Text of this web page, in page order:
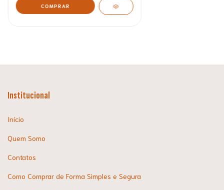
COMPRAR
Institucional
Início
Quem Somo
Contatos
Como Comprar de Forma Simples e Segura